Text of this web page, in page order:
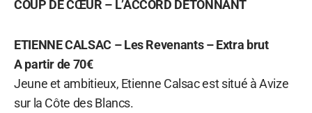
COUP DE CŒUR – L’ACCORD DÉTONNANT
ETIENNE CALSAC – Les Revenants – Extra brut
A partir de 70€
Jeune et ambitieux, Etienne Calsac est situé à Avize
sur la Côte des Blancs.